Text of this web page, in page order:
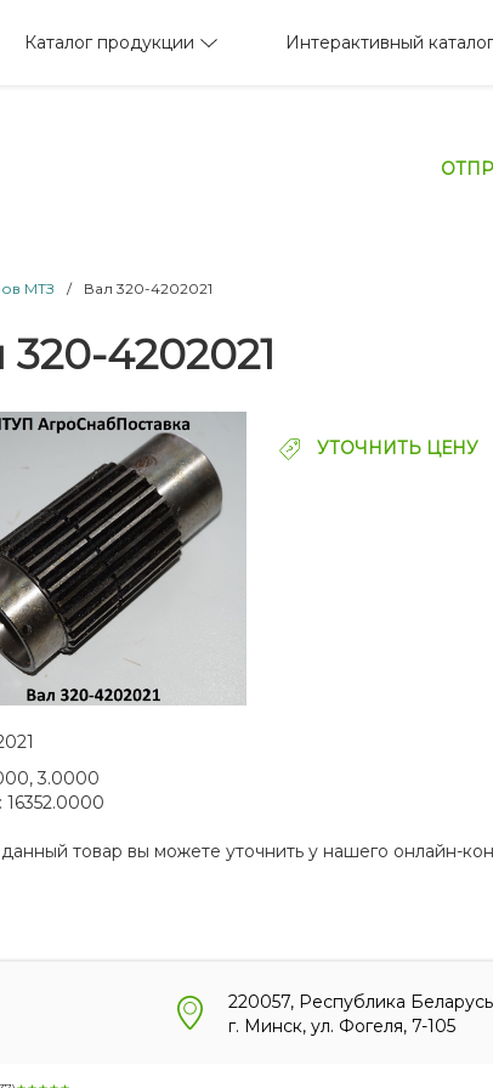
Каталог продукции Интерактивный
МТЗ / Вал 320-4202021
320-4202021
УТОЧНИТЬ ЦЕНУ
3.0000
16352.0000
товар вы можете уточнить у нашего онлайн-
220057, Республика
г. Минск, ул. Фогеля, 7-105